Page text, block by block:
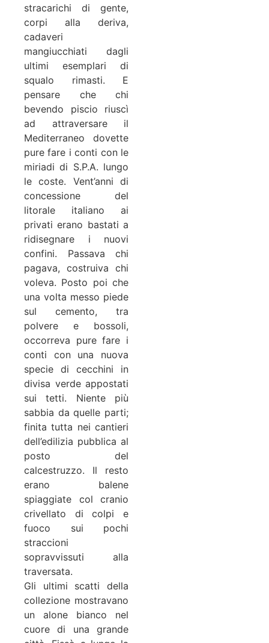
stracarichi di gente,
corpi alla deriva,
cadaveri
mangiucchiati dagli
ultimi esemplari di
squalo rimasti. E
pensare che chi
bevendo piscio riuscì
ad attraversare il
Mediterraneo dovette
pure fare i conti con le
miriadi di S.P.A. lungo
le coste. Vent’anni di
concessione del
litorale italiano ai
privati erano bastati a
ridisegnare i nuovi
confini. Passava chi
pagava, costruiva chi
voleva. Posto poi che
una volta messo piede
sul cemento, tra
polvere e bossoli,
occorreva pure fare i
conti con una nuova
specie di cecchini in
divisa verde appostati
sui tetti. Niente più
sabbia da quelle parti;
finita tutta nei cantieri
dell’edilizia pubblica al
posto del
calcestruzzo. Il resto
erano balene
spiaggiate col cranio
crivellato di colpi e
fuoco sui pochi
straccioni
sopravvissuti alla
traversata.
Gli ultimi scatti della
collezione mostravano
un alone bianco nel
cuore di una grande